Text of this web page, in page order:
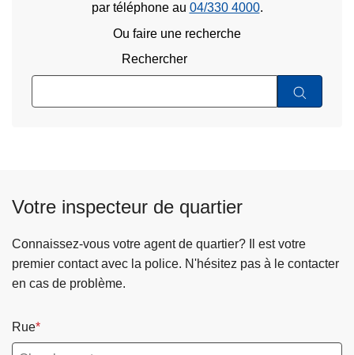
par téléphone au 04/330 4000.
Ou faire une recherche
Rechercher
Votre inspecteur de quartier
Connaissez-vous votre agent de quartier? Il est votre
premier contact avec la police. N'hésitez pas à le contacter
en cas de problème.
Rue